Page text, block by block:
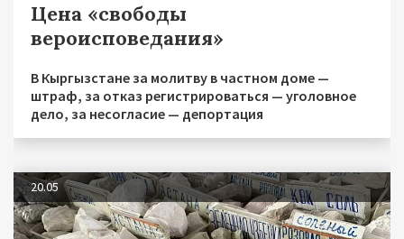
Цена «свободы
вероисповедания»
В Кыргызстане за молитву в частном доме —
штраф, за отказ регистрироваться — уголовное
дело, за несогласие — депортация
20.05